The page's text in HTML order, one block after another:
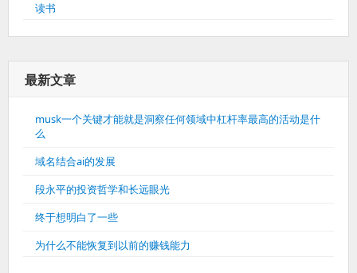
读书
最新文章
musk一个关键才能就是洞察任何领域中杠杆率最高的活动是什
么
域名结合ai的发展
段永平的投资哲学和长远眼光
终于想明白了一些
为什么不能恢复到以前的赚钱能力